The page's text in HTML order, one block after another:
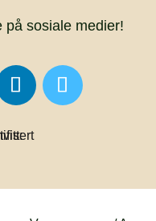
på sosiale medier!